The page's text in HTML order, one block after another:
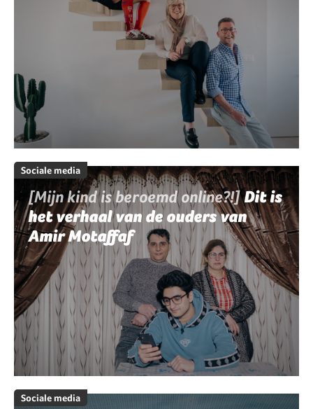
Sociale media
[Mijn kind is beroemd online?!]Dit is
het verhaal van de ouders van
Amir Motaffaf
Sociale media